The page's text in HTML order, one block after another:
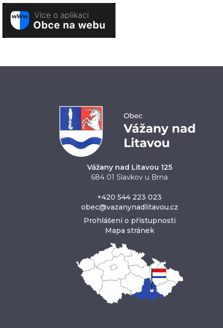
Vážany nad Litavou 125
684 01 Slavkov u Brna
+420 544 223 023
obec@vazanynadlitavou.cz
Prohlášení o přístupnosti
Mapa stránek